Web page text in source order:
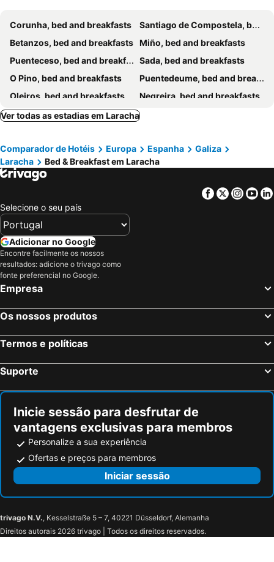
Corunha, bed and breakfasts
Santiago de Compostela, bed and breakfasts
Betanzos, bed and breakfasts Miño, bed and breakfasts
Puenteceso, bed and breakfasts
Sada, bed and breakfasts
O Pino, bed and breakfasts
Puentedeume, bed and breakfasts
Oleiros, bed and breakfasts
Negreira, bed and breakfasts
Arzúa, bed and breakfasts
Lage, bed and breakfasts
Ver todas as estadias em Laracha
Comparador de Hotéis Europa Espanha
Galiza
Laracha
Bed & Breakfast em Laracha
Facebook
Twitter
Selecione o seu país
Adicionar no Google
Encontre facilmente os nossos
resultados: adicione o trivago como
fonte preferencial no Google.
Empresa
Os nossos produtos
Termos e políticas
Suporte
Inicie sessão para desfrutar de
vantagens exclusivas para membros
Personalize a sua experiência
Ofertas e preços para membros
Iniciar sessão
trivago N.V., Kesselstraße 5 – 7, 40221 Düsseldorf, Alemanha
Direitos autorais 2026 trivago | Todos os direitos reservados.